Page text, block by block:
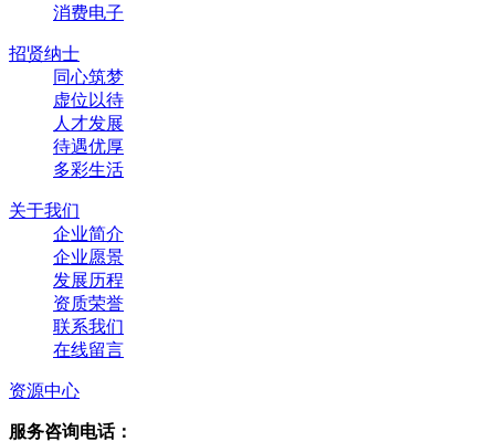
消费电子
招贤纳士
同心筑梦
虚位以待
人才发展
待遇优厚
多彩生活
关于我们
企业简介
企业愿景
发展历程
资质荣誉
联系我们
在线留言
资源中心
服务咨询电话：